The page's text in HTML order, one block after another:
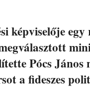
képviselője
Pócs János
a fideszes